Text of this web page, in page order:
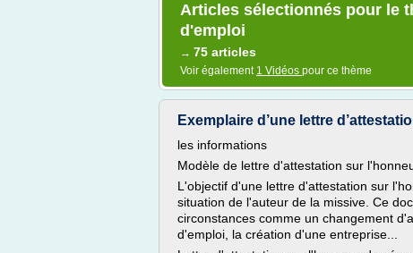
Articles sélectionnés pour le
d'emploi
→ 75 articles
Voir également 1 Vidéos pour ce thème
Exemplaire d’une lettre
les informations
Modèle de lettre d'attestation sur
L'objectif d'une lettre d'attestation sur
situation de l'auteur de la missive. Ce
circonstances comme un changement
d'emploi, la création d'une entreprise...